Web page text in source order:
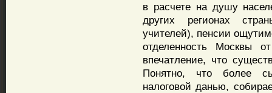
в расчете на душу
других регионах
учителей), пенсии
отделенность Москвы
впечатление, что
Понятно, что более
налоговой данью,